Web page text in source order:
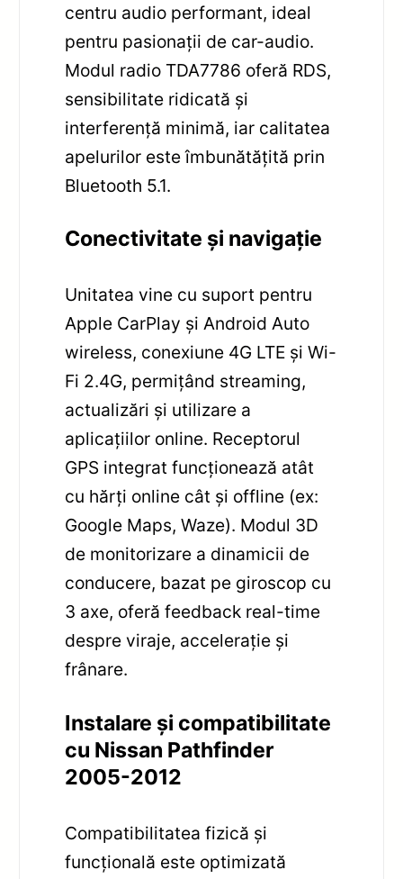
centru audio performant, ideal
pentru pasionații de car-audio.
Modul radio TDA7786 oferă RDS,
sensibilitate ridicată și
interferență minimă, iar calitatea
apelurilor este îmbunătățită prin
Bluetooth 5.1.
Conectivitate și navigație
Unitatea vine cu suport pentru
Apple CarPlay și Android Auto
wireless, conexiune 4G LTE și Wi-
Fi 2.4G, permițând streaming,
actualizări și utilizare a
aplicațiilor online. Receptorul
GPS integrat funcționează atât
cu hărți online cât și offline (ex:
Google Maps, Waze). Modul 3D
de monitorizare a dinamicii de
conducere, bazat pe giroscop cu
3 axe, oferă feedback real-time
despre viraje, accelerație și
frânare.
Instalare și compatibilitate
cu Nissan Pathfinder
2005-2012
Compatibilitatea fizică și
funcțională este optimizată